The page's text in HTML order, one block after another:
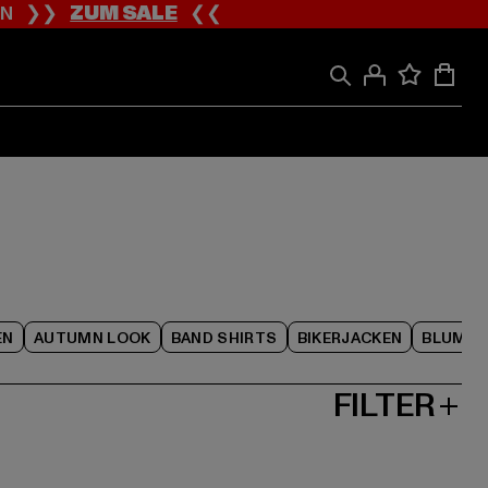
❯❯ZUM SALE❮❮
AUTUMN LOOK BAND SHIRTS BIKERJACKEN
FILTER